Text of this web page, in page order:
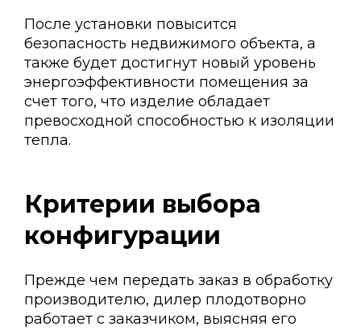
После установки повысится
безопасность недвижимого объекта, а
также будет достигнут новый уровень
энергоэффективности помещения за
счет того, что изделие обладает
превосходной способностью к изоляции
тепла.
Критерии выбора
конфигурации
Прежде чем передать заказ в обработку
производителю, дилер плодотворно
работает с заказчиком, выясняя его